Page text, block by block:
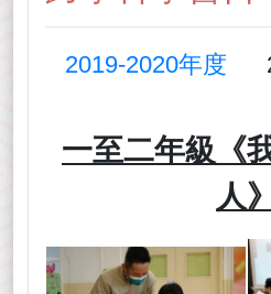
2019-2020年度
一至二年級《
人》